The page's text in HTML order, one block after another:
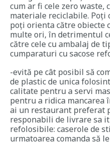
cum ar fi cele zero waste,
materiale reciclabile. Poți
poți orienta către obiecte
multe ori, în detrimentul
către cele cu ambalaj de
cumparaturi cu sacose
-evită pe cât posibil să
de plastic de unica
calitate pentru a servi
pentru a ridica mancarea
ai un restaurant preferat
responabili de livrare sa
refolosibile: caserole de
urmatoarea comanda să